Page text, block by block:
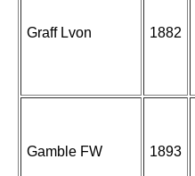
Graff Lvon 1882
Gamble FW 1893